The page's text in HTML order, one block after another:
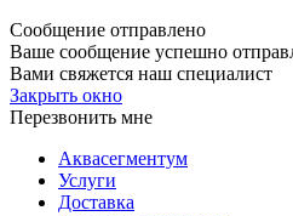
Сообщение отправлено
Ваше сообщение успешно
Вами свяжется наш специалист
Закрыть окно
Перезвонить мне
Аквасегментум
Услуги
Доставка